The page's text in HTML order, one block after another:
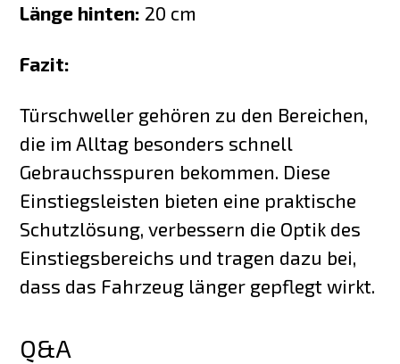
Länge hinten: 20 cm
Fazit:
Türschweller gehören zu den Bereichen,
die im Alltag besonders schnell
Gebrauchsspuren bekommen. Diese
Einstiegsleisten bieten eine praktische
Schutzlösung, verbessern die Optik des
Einstiegsbereichs und tragen dazu bei,
dass das Fahrzeug länger gepflegt wirkt.
Q&A